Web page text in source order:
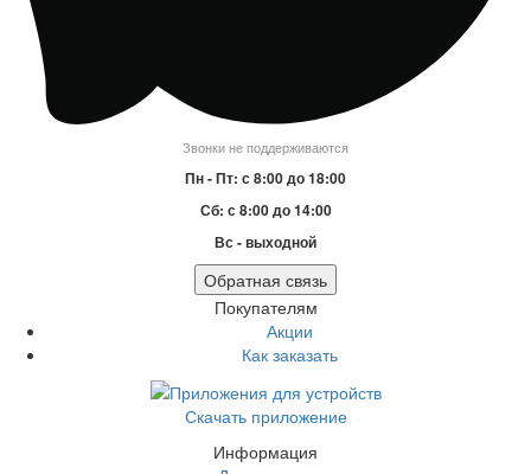
Звонки не поддерживаются
Пн - Пт: с 8:00 до 18:00
Сб: с 8:00 до 14:00
Вс - выходной
Обратная связь
Покупателям
Акции
Как заказать
Скачать приложение
Информация